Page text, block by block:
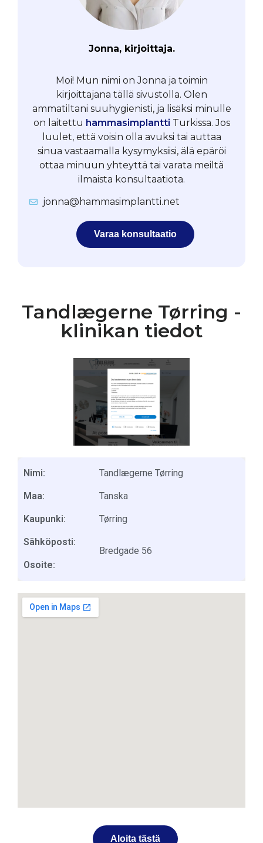
Jonna, kirjoittaja.
Moi! Mun nimi on Jonna ja toimin
kirjoittajana tällä sivustolla. Olen
ammatiltani suuhygienisti, ja lisäksi minulle
on laitettu hammasimplantti Turkissa. Jos
luulet, että voisin olla avuksi tai auttaa
sinua vastaamalla kysymyksiisi, älä epäröi
ottaa minuun yhteyttä tai varata meiltä
ilmaista konsultaatiota.
jonna@hammasimplantti.net
Varaa konsultaatio
Tandlægerne Tørring -
klinikan tiedot
Nimi:
Maa:
Kaupunki:
Sähköposti:
Osoite:
Tandlægerne Tørring
Tanska
Tørring
Bredgade 56
Aloita tästä